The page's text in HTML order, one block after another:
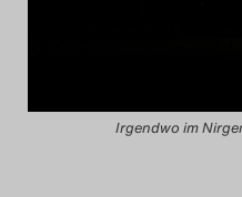
Das
Das Irgendwo im